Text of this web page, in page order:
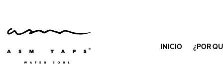
INICIO ¿POR